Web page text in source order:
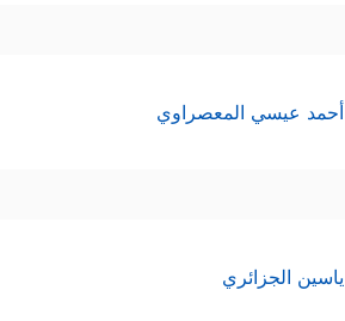
أحمد عيسي المعصراوي
ياسين الجزائري